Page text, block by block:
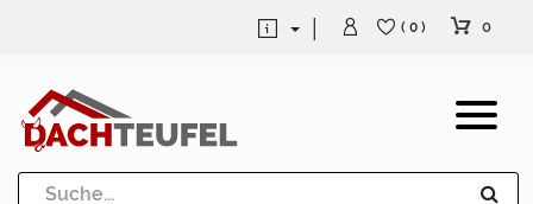
Dachrinne und Fallrohre
Werkzeuge und Löttechnik
( 0 ) 0